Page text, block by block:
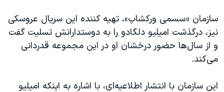
سازمان «سسمی ورکشاپ»، تهیه کننده این سریال عروسکی
نیز، درگذشت امیلیو دلگادو را به دوستدارانش تسلیت گفت
و از سال‌ها حضور درخشان او در این مجموعه قدردانی
می‌کند.
این سازمان با انتشار اطلاعیه‌ای، با اشاره به اینکه امیلیو